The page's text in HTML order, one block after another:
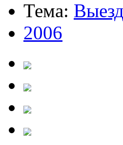
Тема:
2006